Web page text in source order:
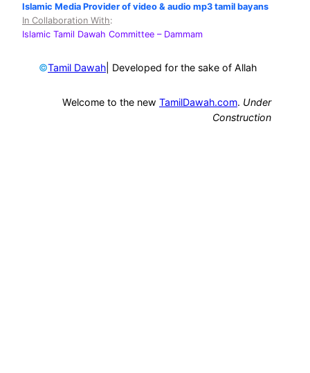
Islamic Media Provider of video & audio mp3 tamil bayans
In Collaboration With:
Islamic Tamil Dawah Committee – Dammam
©Tamil Dawah | Developed for the sake of Allah
Welcome to the new TamilDawah.com. Under
Construction